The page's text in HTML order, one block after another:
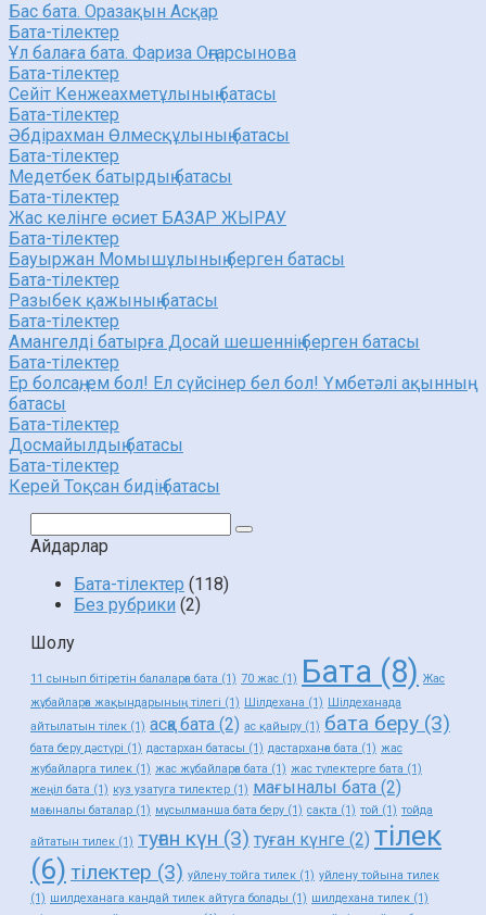
Бас бата. Оразақын Асқар
Бата-тілектер
Ұл балаға бата. Фариза Оңғарсынова
Бата-тілектер
Сейіт Кенжеахметұлының батасы
Бата-тілектер
Әбдірахман Өлмесқұлының батасы
Бата-тілектер
Медетбек батырдың батасы
Бата-тілектер
Жас келінге өсиет БАЗАР ЖЫРАУ
Бата-тілектер
Бауыржан Момышұлының берген батасы
Бата-тілектер
Разыбек қажының батасы
Бата-тілектер
Амангелді батырға Досай шешеннің берген батасы
Бата-тілектер
Ер болсаң, ем бол! Ел сүйсінер бел бол! Үмбетәлі ақынның
батасы
Бата-тілектер
Досмайылдың батасы
Бата-тілектер
Керей Тоқсан бидің батасы
Айдарлар
Бата-тілектер (118)
Без рубрики (2)
Шолу
11 сынып бітіретін балаларға бата (1) 70 жас (1) Бата (8) Жас
жұбайларға жақындарының тілегі (1) Шілдехана (1) Шілдеханада
айтылатын тілек (1) асқа бата (2) ас қайыру (1) бата беру (3)
бата беру дәстүрі (1) дастархан батасы (1) дастарханға бата (1) жас
жубайларга тилек (1) жас жұбайларға бата (1) жас түлектерге бата (1)
жеңіл бата (1) куз узатуга тилектер (1) мағыналы бата (2)
мағыналы баталар (1) мұсылманша бата беру (1) сақта (1) той (1) тойда
айтатын тилек (1) туған күн (3) туған күнге (2) тілек
(6) тілектер (3) уйлену тойга тилек (1) уйлену тойына тилек
(1) шилдеханага кандай тилек айтуга болады (1) шилдехана тилек (1)